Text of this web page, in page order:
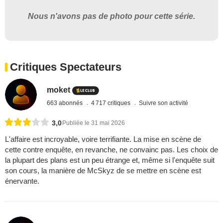
Nous n'avons pas de photo pour cette série.
Critiques Spectateurs
moket
663 abonnés 4 717 critiques Suivre son activité
3,0 Publiée le 31 mai 2026
L'affaire est incroyable, voire terrifiante. La mise en scène de
cette contre enquête, en revanche, ne convainc pas. Les choix de
la plupart des plans est un peu étrange et, même si l'enquête suit
son cours, la manière de McSkyz de se mettre en scène est
énervante.